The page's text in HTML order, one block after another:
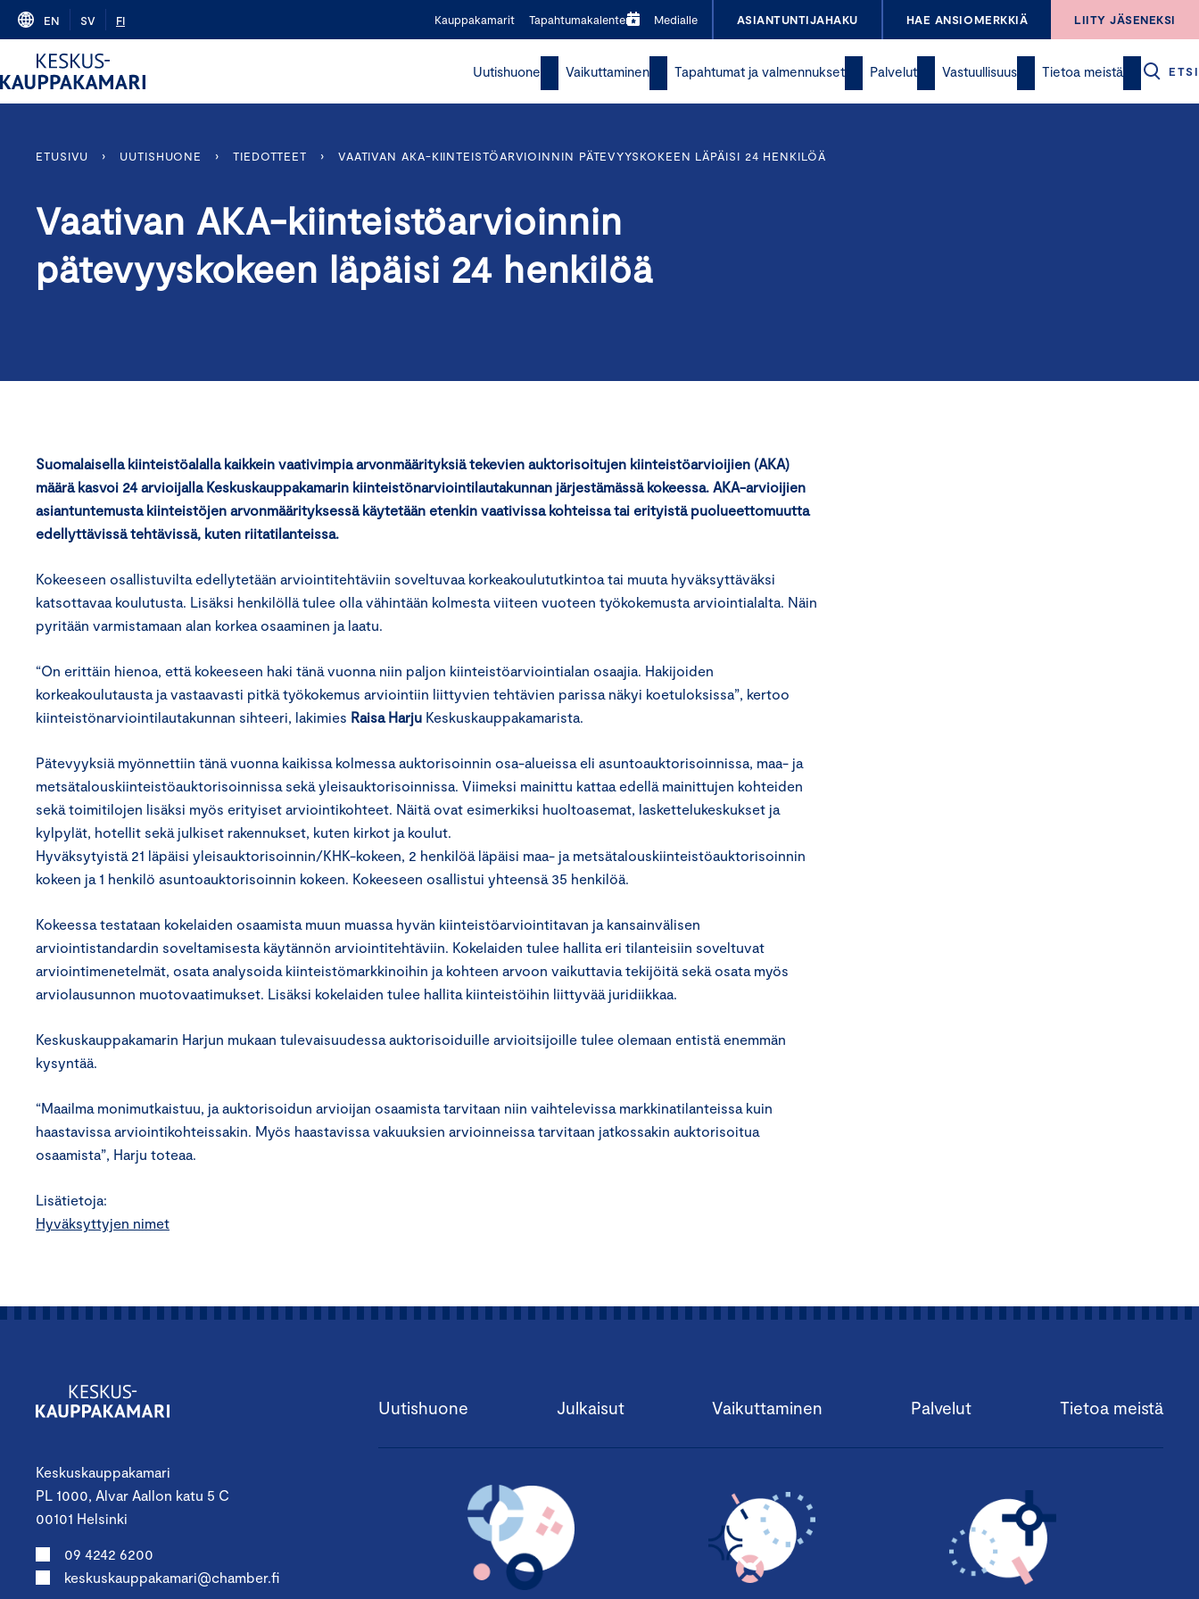
Skip
content
EN SV FI Kauppakamarit Tapahtumakalenteri Medialle ASIANTUNTIJAHAKU HAE ANSIOMERKKIÄ LIITY JÄSENEKSI
Uutishuone Vaikuttaminen Tapahtumat ja valmennukset Palvelut Vastuullisuus Tietoa meistä ETSI
ETUSIVU › UUTISHUONE › TIEDOTTEET › VAATIVAN AKA-KIINTEISTÖARVIOINNIN PÄTEVYYSKOKEEN LÄPÄISI 24 HENKILÖÄ
Vaativan AKA-kiinteistöarvioinnin
pätevyyskokeen läpäisi 24 henkilöä
Suomalaisella kiinteistöalalla kaikkein vaativimpia arvonmäärityksiä tekevien auktorisoitujen kiinteistöarvioijien (AKA)
määrä kasvoi 24 arvioijalla Keskuskauppakamarin kiinteistönarviointilautakunnan järjestämässä kokeessa. AKA-arvioijien
asiantuntemusta kiinteistöjen arvonmäärityksessä käytetään etenkin vaativissa kohteissa tai erityistä puolueettomuutta
edellyttävissä tehtävissä, kuten riitatilanteissa.
Kokeeseen osallistuvilta edellytetään arviointitehtäviin soveltuvaa korkeakoulututkintoa tai muuta hyväksyttäväksi
katsottavaa koulutusta. Lisäksi henkilöllä tulee olla vähintään kolmesta viiteen vuoteen työkokemusta arviointialalta. Näin
pyritään varmistamaan alan korkea osaaminen ja laatu.
“On erittäin hienoa, että kokeeseen haki tänä vuonna niin paljon kiinteistöarviointialan osaajia. Hakijoiden
korkeakoulutausta ja vastaavasti pitkä työkokemus arviointiin liittyvien tehtävien parissa näkyi koetuloksissa”, kertoo
kiinteistönarviointilautakunnan sihteeri, lakimies Raisa Harju Keskuskauppakamarista.
Pätevyyksiä myönnettiin tänä vuonna kaikissa kolmessa auktorisoinnin osa-alueissa eli asuntoauktorisoinnissa, maa- ja
metsätalouskiinteistöauktorisoinnissa sekä yleisauktorisoinnissa. Viimeksi mainittu kattaa edellä mainittujen kohteiden
sekä toimitilojen lisäksi myös erityiset arviointikohteet. Näitä ovat esimerkiksi huoltoasemat, laskettelukeskukset ja
kylpylät, hotellit sekä julkiset rakennukset, kuten kirkot ja koulut.
Hyväksytyistä 21 läpäisi yleisauktorisoinnin/KHK-kokeen, 2 henkilöä läpäisi maa- ja metsätalouskiinteistöauktorisoinnin
kokeen ja 1 henkilö asuntoauktorisoinnin kokeen. Kokeeseen osallistui yhteensä 35 henkilöä.
Kokeessa testataan kokelaiden osaamista muun muassa hyvän kiinteistöarviointitavan ja kansainvälisen
arviointistandardin soveltamisesta käytännön arviointitehtäviin. Kokelaiden tulee hallita eri tilanteisiin soveltuvat
arviointimenetelmät, osata analysoida kiinteistömarkkinoihin ja kohteen arvoon vaikuttavia tekijöitä sekä osata myös
arviolausunnon muotovaatimukset. Lisäksi kokelaiden tulee hallita kiinteistöihin liittyvää juridiikkaa.
Keskuskauppakamarin Harjun mukaan tulevaisuudessa auktorisoiduille arvioitsijoille tulee olemaan entistä enemmän
kysyntää.
“Maailma monimutkaistuu, ja auktorisoidun arvioijan osaamista tarvitaan niin vaihtelevissa markkinatilanteissa kuin
haastavissa arviointikohteissakin. Myös haastavissa vakuuksien arvioinneissa tarvitaan jatkossakin auktorisoitua
osaamista”, Harju toteaa.
Lisätietoja:
Hyväksyttyjen nimet
Keskuskauppakamari
PL 1000, Alvar Aallon katu 5 C
00101 Helsinki
09 4242 6200
keskuskauppakamari@chamber.fi
Uutishuone Julkaisut Vaikuttaminen Palvelut Tietoa meistä